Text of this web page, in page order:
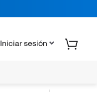
Iniciar sesión